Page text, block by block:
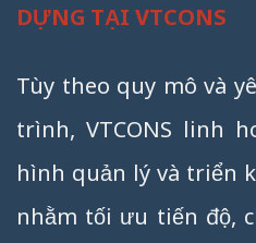
DỰNG TẠI VTCONS
Tùy theo quy mô và
trình, VTCONS linh
hình quản lý và triển
nhằm tối ưu tiến độ,